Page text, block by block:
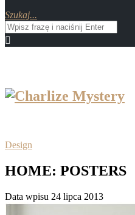
Szukaj...
Design
HOME: POSTERS
Data wpisu 24 lipca 2013